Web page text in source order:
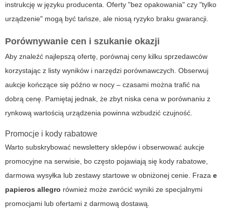
instrukcję w języku producenta. Oferty "bez opakowania" czy "tylko
urządzenie" mogą być tańsze, ale niosą ryzyko braku gwarancji.
Porównywanie cen i szukanie okazji
Aby znaleźć najlepszą ofertę, porównaj ceny kilku sprzedawców
korzystając z listy wyników i narzędzi porównawczych. Obserwuj
aukcje kończące się późno w nocy – czasami można trafić na
dobrą cenę. Pamiętaj jednak, że zbyt niska cena w porównaniu z
rynkową wartością urządzenia powinna wzbudzić czujność.
Promocje i kody rabatowe
Warto subskrybować newslettery sklepów i obserwować aukcje
promocyjne na serwisie, bo często pojawiają się kody rabatowe,
darmowa wysyłka lub zestawy startowe w obniżonej cenie. Fraza e
papieros allegro również może zwrócić wyniki ze specjalnymi
promocjami lub ofertami z darmową dostawą.